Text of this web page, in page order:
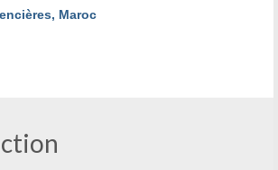
Maroc